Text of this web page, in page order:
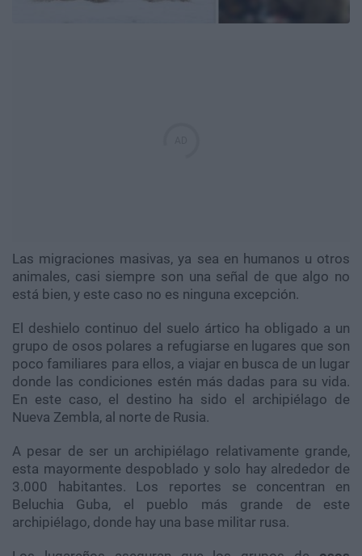
Las migraciones masivas, ya sea en humanos u otros
animales, casi siempre son una señal de que algo no
está bien, y este caso no es ninguna excepción.
El deshielo continuo del suelo ártico ha obligado a un
grupo de osos polares a refugiarse en lugares que son
poco familiares para ellos, a viajar en busca de un lugar
donde las condiciones estén más dadas para su vida.
En este caso, el destino ha sido el archipiélago de
Nueva Zembla, al norte de Rusia.
A pesar de ser un archipiélago relativamente grande,
esta mayormente despoblado y solo hay alrededor de
3.000 habitantes. Los reportes se concentran en
Beluchia Guba, el pueblo más grande de este
archipiélago, donde hay una base militar rusa.